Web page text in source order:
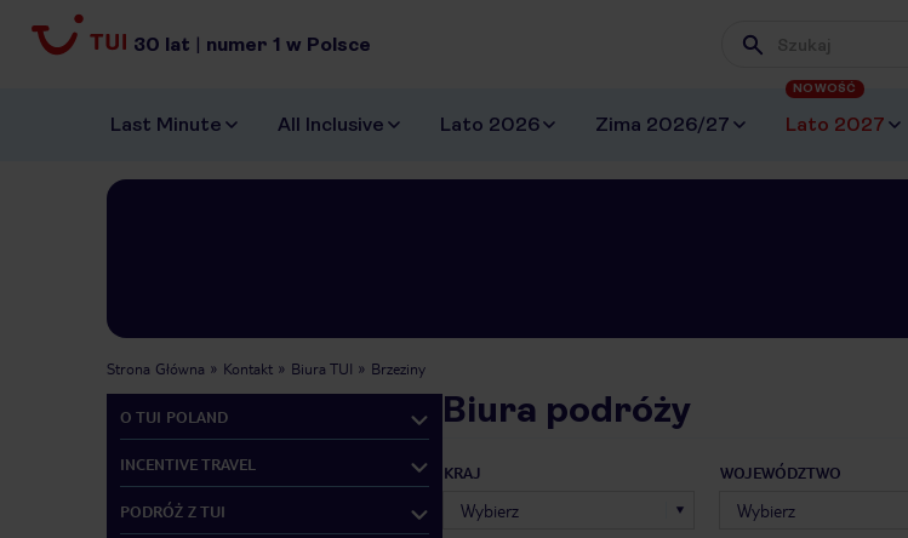
30 lat | numer 1 w Polsce Wpisz frazę, której
Last Minute All Inclusive Lato 2026 Zima 2026/27 Lato 2027
NOWOŚĆ
Strona Główna Kontakt Biura TUI Brzeziny
O TUI POLAND
INCENTIVE TRAVEL
PODRÓŻ Z TUI
Biura podróży
KRAJ WOJEWÓDZTWO